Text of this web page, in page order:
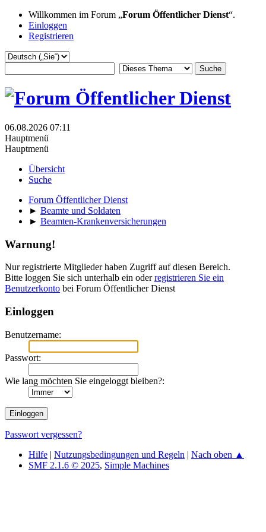
Willkommen im Forum „Forum Öffentlicher Dienst“.
Einloggen
Registrieren
06.08.2026 07:11
Hauptmenü
Hauptmenü
Übersicht
Suche
Forum Öffentlicher Dienst
► Beamte und Soldaten
► Beamten-Krankenversicherungen
Warnung!
Nur registrierte Mitglieder haben Zugriff auf diesen Bereich.
Bitte loggen Sie sich unterhalb ein oderregistrieren Sie ein
Benutzerkonto bei Forum Öffentlicher Dienst
Einloggen
Benutzername:
Passwort:
Wie lang möchten Sie eingeloggt bleiben?:
Passwort vergessen?
Hilfe | Nutzungsbedingungen und Regeln | Nach oben ▲
SMF 2.1.6 © 2025, Simple Machines